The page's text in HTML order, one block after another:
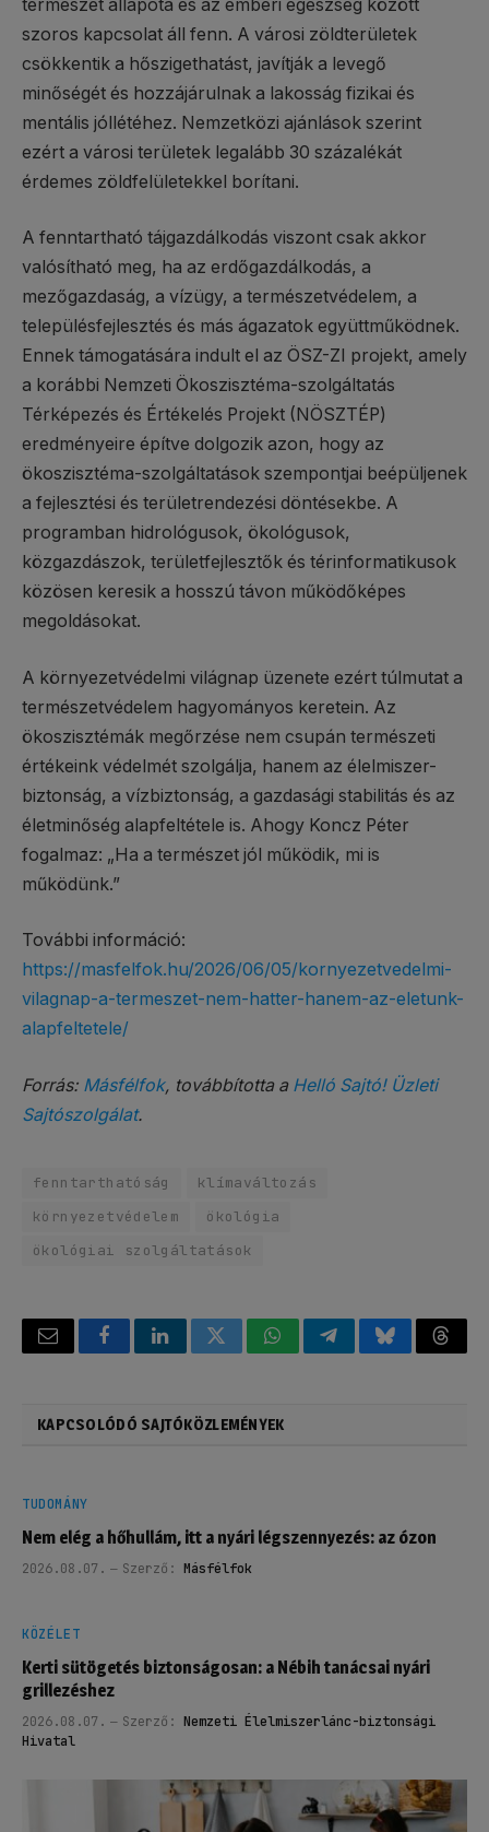
természet állapota és az emberi egészség között
szoros kapcsolat áll fenn. A városi zöldterületek
csökkentik a hőszigethatást, javítják a levegő
minőségét és hozzájárulnak a lakosság fizikai és
mentális jóllétéhez. Nemzetközi ajánlások szerint
ezért a városi területek legalább 30 százalékát
érdemes zöldfelületekkel borítani.
A fenntartható tájgazdálkodás viszont csak akkor
valósítható meg, ha az erdőgazdálkodás, a
mezőgazdaság, a vízügy, a természetvédelem, a
településfejlesztés és más ágazatok együttműködnek.
Ennek támogatására indult el az ÖSZ-ZI projekt, amely
a korábbi Nemzeti Ökoszisztéma-szolgáltatás
Térképezés és Értékelés Projekt (NÖSZTÉP)
eredményeire építve dolgozik azon, hogy az
ökoszisztéma-szolgáltatások szempontjai beépüljenek
a fejlesztési és területrendezési döntésekbe. A
programban hidrológusok, ökológusok,
közgazdászok, területfejlesztők és térinformatikusok
közösen keresik a hosszú távon működőképes
megoldásokat.
A környezetvédelmi világnap üzenete ezért túlmutat a
természetvédelem hagyományos keretein. Az
ökoszisztémák megőrzése nem csupán természeti
értékeink védelmét szolgálja, hanem az élelmiszer-
biztonság, a vízbiztonság, a gazdasági stabilitás és az
életminőség alapfeltétele is. Ahogy Koncz Péter
fogalmaz: „Ha a természet jól működik, mi is
működünk.”
További információ:
https://masfelfok.hu/2026/06/05/kornyezetvedelmi-
vilagnap-a-termeszet-nem-hatter-hanem-az-eletunk-
alapfeltetele/
Forrás: Másfélfok, továbbította a Helló Sajtó! Üzleti
Sajtószolgálat.
fenntarthatóság
klímaváltozás
környezetvédelem
ökológia
ökológiai szolgáltatások
Email FacebookLinkedInTwitterWhatsAppTelegramBluesky
KAPCSOLÓDÓ SAJTÓKÖZLEMÉNYEK
TUDOMÁNY
Nem elég a hőhullám, itt a nyári légszennyezés: az ózon
2026.08.07. Szerző: Másfélfok
KÖZÉLET
Kerti sütögetés biztonságosan: a Nébih tanácsai nyári
grillezéshez
2026.08.07. Szerző: Nemzeti Élelmiszerlánc-biztonsági
Hivatal